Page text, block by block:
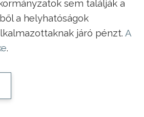
sem találják a
a helyhatóságok
járó pénzt. A
.